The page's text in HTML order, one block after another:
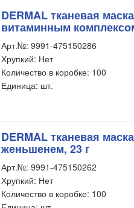
DERMAL тканевая
витаминным
Арт.№: 9991-475150286
Хрупкий: Нет
Количество в коробке: 100
Единица: шт.
DERMAL тканевая
женьшенем, 23 г
Арт.№: 9991-475150262
Хрупкий: Нет
Количество в коробке: 100